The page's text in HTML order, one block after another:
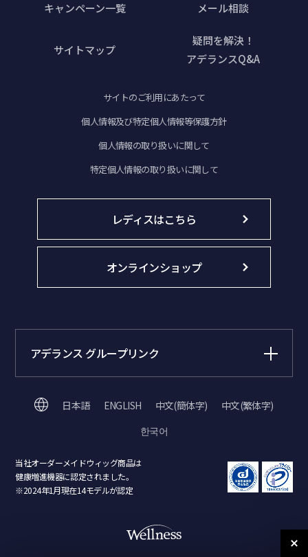
キャンペーン一覧 メール相談
サイトマップ
疑問を解決！
アデランスQ&A
サイトのご利用にあたって
個人情報及び特定個人情報等保護方針
個人情報の取り扱いに関して
特定個人情報の取り扱いに関して
レディスはこちら
オンラインショップ
アデランス グループリンク
日本語 ENGLISH 中文(簡体字)
中文(繁体字)
한국어
当社オーダーメイドウィッグ商品は
健康増進機器に認定されました。
※2024年1月現在14モデルが認定